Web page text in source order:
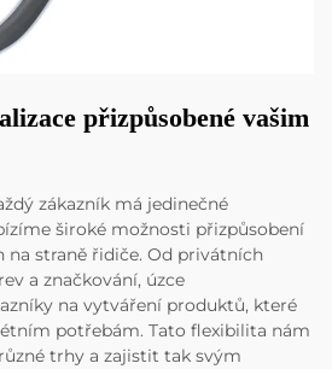
přizpůsobené vašim
zákazník má jedinečné
široké možnosti přizpůsobení
na straně řidiče. Od privátních
a značkování, úzce
na vytváření produktů, které
potřebám. Tato flexibilita nám
trhy a zajistit tak svým